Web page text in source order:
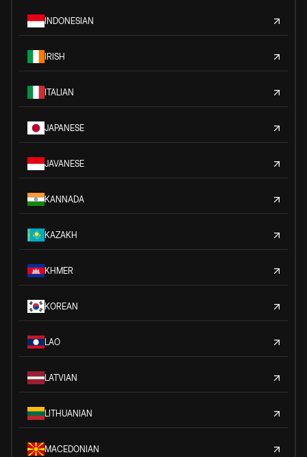
INDONESIAN
IRISH
ITALIAN
JAPANESE
JAVANESE
KANNADA
KAZAKH
KHMER
KOREAN
LAO
LATVIAN
LITHUANIAN
MACEDONIAN